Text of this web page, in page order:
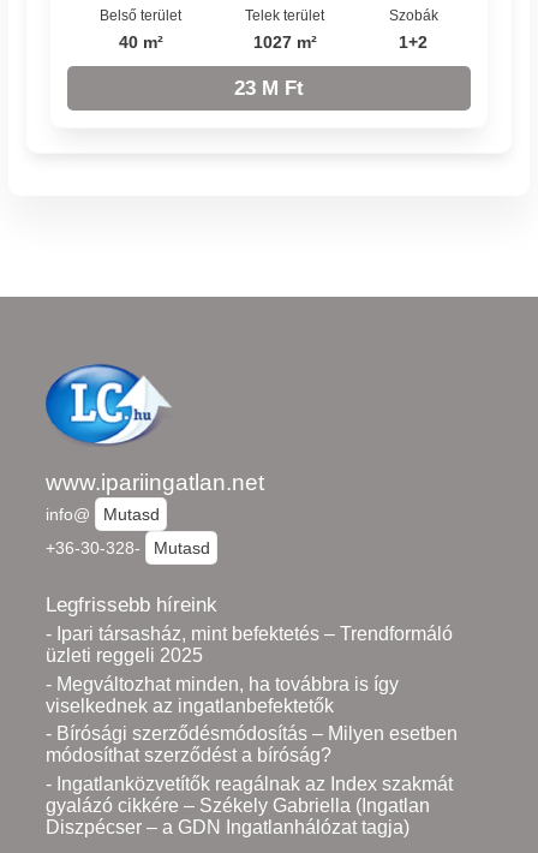
Belső terület
40 m²
Telek terület
1027 m²
Szobák
1+2
23 M Ft
www.ipariingatlan.net
info@
Mutasd
+36-30-328-
Mutasd
Legfrissebb híreink
- Ipari társasház, mint befektetés – Trendformáló
üzleti reggeli 2025
- Megváltozhat minden, ha továbbra is így
viselkednek az ingatlanbefektetők
- Bírósági szerződésmódosítás – Milyen esetben
módosíthat szerződést a bíróság?
- Ingatlanközvetítők reagálnak az Index szakmát
gyalázó cikkére – Székely Gabriella (Ingatlan
Diszpécser – a GDN Ingatlanhálózat tagja)